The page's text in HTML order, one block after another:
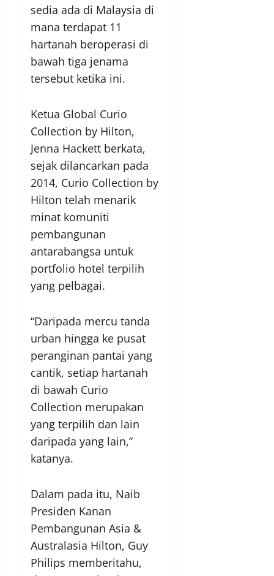
sedia ada di Malaysia di
mana terdapat 11
hartanah beroperasi di
bawah tiga jenama
tersebut ketika ini.
Ketua Global Curio
Collection by Hilton,
Jenna Hackett berkata,
sejak dilancarkan pada
2014, Curio Collection by
Hilton telah menarik
minat komuniti
pembangunan
antarabangsa untuk
portfolio hotel terpilih
yang pelbagai.
“Daripada mercu tanda
urban hingga ke pusat
peranginan pantai yang
cantik, setiap hartanah
di bawah Curio
Collection merupakan
yang terpilih dan lain
daripada yang lain,”
katanya.
Dalam pada itu, Naib
Presiden Kanan
Pembangunan Asia &
Australasia Hilton, Guy
Philips memberitahu,